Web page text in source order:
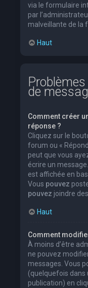
via le formulaire
par
malveillante de la
Haut
de
Comment créer
réponse ?
Cliquez sur le
forum ou «
peut que vous
écrire un
est affichée en
Vous pouvez
pouvez joindre
Haut
Comment
À moins d’être
ne pouvez
messages. Vous
(quelquefois dans
publication) en